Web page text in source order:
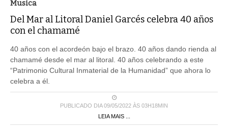
Del Mar al Litoral Daniel Garcés celebra 40 años
con el chamamé
chamamé desde el mar al litoral. 40 años celebrando a este
“Patrimonio Cultural Inmaterial de la Humanidad” que ahora lo
celebra a él.
PUBLICADO DIA 09/05/2022 ÀS 03H18MIN
LEIA MAIS ...